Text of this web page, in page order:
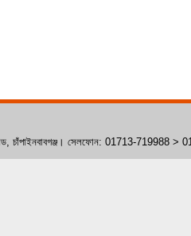
রোড, চাঁপাইনবাবগঞ্জ। সেলফোন: 01713-